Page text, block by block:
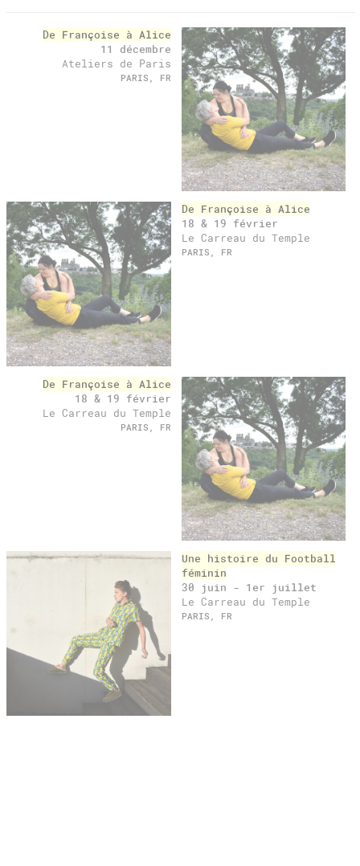
pastDe Françoise à Alice
11 décembre
Ateliers de Paris
PARIS, FR
De Françoise à Alice
18 & 19 février
Le Carreau du Temple
PARIS, FR
De Françoise à Alice
18 & 19 février
Le Carreau du Temple
PARIS, FR
Une histoire du Football
féminin
30 juin - 1er juillet
Le Carreau du Temple
PARIS, FR